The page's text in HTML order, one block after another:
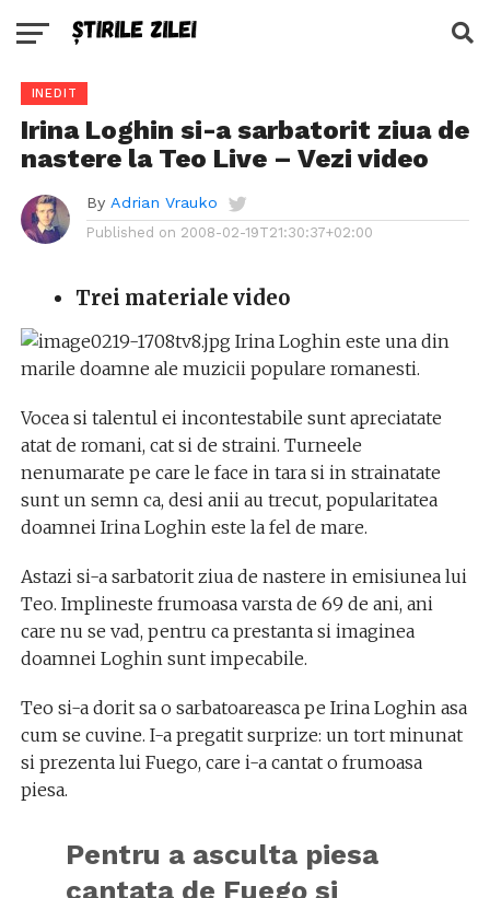
INEDIT
Irina Loghin si-a sarbatorit ziua de
nastere la Teo Live – Vezi video
By Adrian Vrauko
Published on 2008-02-19T21:30:37+02:00
Trei materiale video
Irina Loghin este una din
marile doamne ale muzicii populare romanesti.
Vocea si talentul ei incontestabile sunt apreciatate
atat de romani, cat si de straini. Turneele
nenumarate pe care le face in tara si in strainatate
sunt un semn ca, desi anii au trecut, popularitatea
doamnei Irina Loghin este la fel de mare.
Astazi si-a sarbatorit ziua de nastere in emisiunea lui
Teo. Implineste frumoasa varsta de 69 de ani, ani
care nu se vad, pentru ca prestanta si imaginea
doamnei Loghin sunt impecabile.
Teo si-a dorit sa o sarbatoareasca pe Irina Loghin asa
cum se cuvine. I-a pregatit surprize: un tort minunat
si prezenta lui Fuego, care i-a cantat o frumoasa
piesa.
Pentru a asculta piesa
cantata de Fuego si